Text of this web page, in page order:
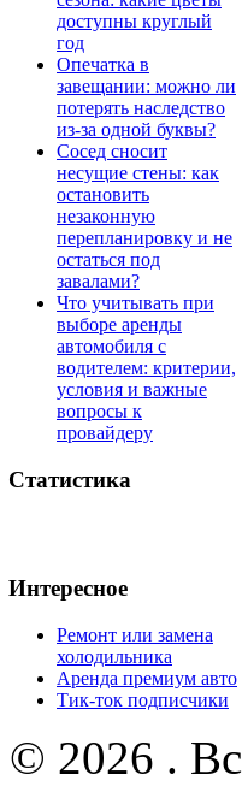
доступны круглый
год
Опечатка в
завещании: можно ли
потерять наследство
из-за одной буквы?
Сосед сносит
несущие стены: как
остановить
незаконную
перепланировку и не
остаться под
завалами?
Что учитывать при
выборе аренды
автомобиля с
водителем: критерии,
условия и важные
вопросы к
провайдеру
Статистика
Интересное
Ремонт или замена
холодильника
Аренда премиум авто
Тик-ток подписчики
© 2026 .